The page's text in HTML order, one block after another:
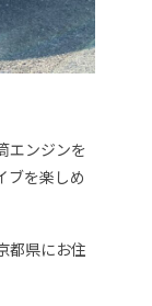
エンジンを
ブを楽しめ
都県にお住